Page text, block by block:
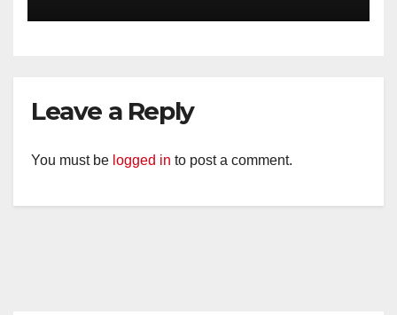
Leave a Reply
You must be logged in to post a comment.